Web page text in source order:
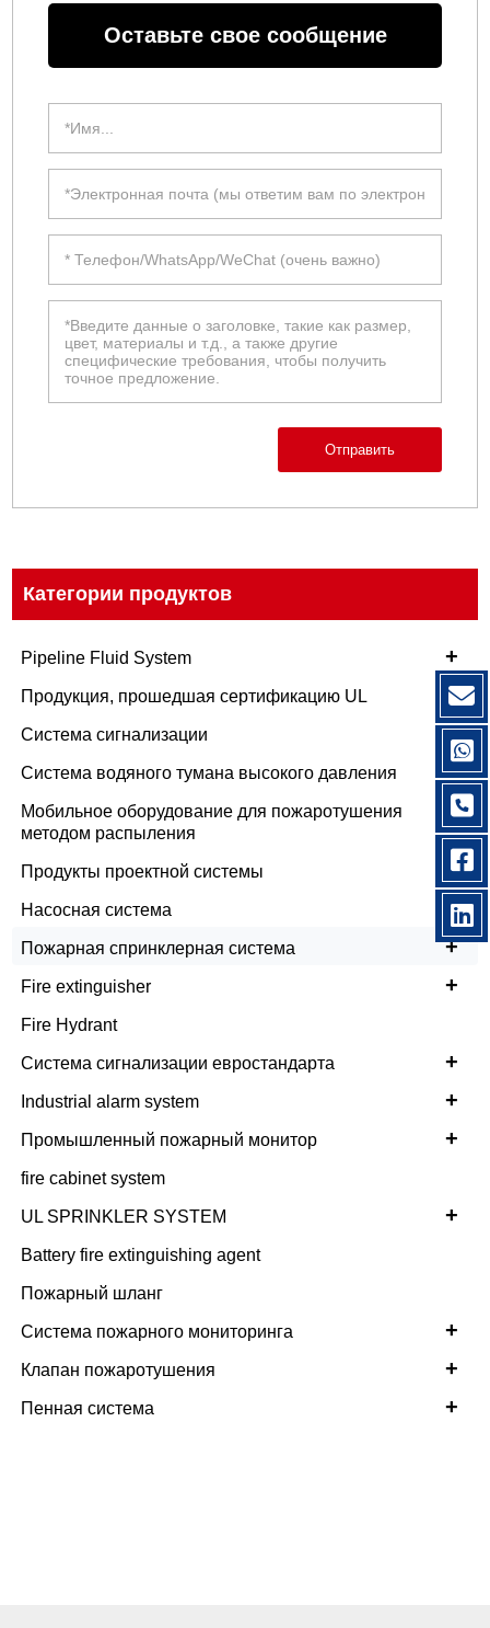
Категории продуктов
+
Pipeline Fluid System
+
Продукция, прошедшая сертификацию UL
+
Система сигнализации
+
Система водяного тумана высокого давления
Мобильное оборудование для пожаротушения
методом распыления
Продукты проектной системы
Насосная система
+
Пожарная спринклерная система
+
Fire extinguisher
Fire Hydrant
+
Система сигнализации евростандарта
+
Industrial alarm system
+
Промышленный пожарный монитор
fire cabinet system
+
UL SPRINKLER SYSTEM
Battery fire extinguishing agent
Пожарный шланг
+
Система пожарного мониторинга
+
Клапан пожаротушения
+
Пенная система
Оставьте свое сообщение
Отправить